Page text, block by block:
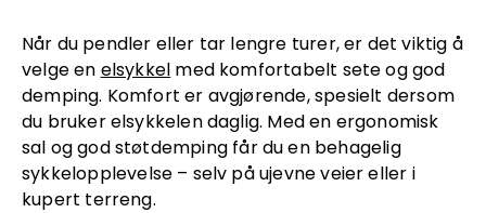
Når du pendler eller tar lengre turer, er det viktig å
velge en elsykkel med komfortabelt sete og god
demping. Komfort er avgjørende, spesielt dersom
du bruker elsykkelen daglig. Med en ergonomisk
sal og god støtdemping får du en behagelig
sykkelopplevelse – selv på ujevne veier eller i
kupert terreng.